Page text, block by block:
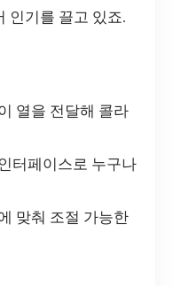
인기를 끌고 있죠.
열을 전달해 콜라
터페이스로 누구나
맞춰 조절 가능한